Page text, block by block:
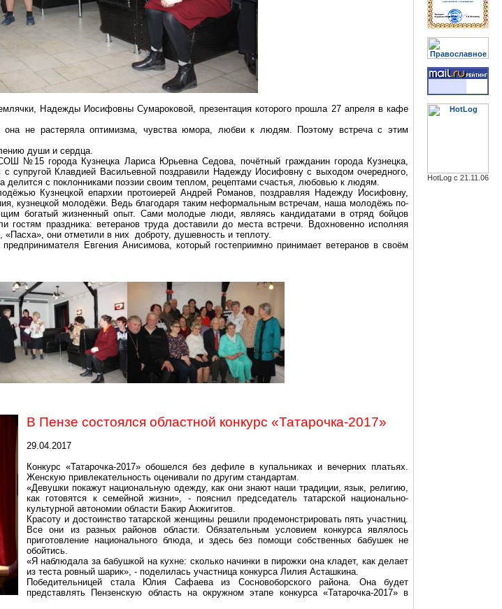
Надежды Иосифовны Сумароковой, презентация которого прошла 27 апреля в кафе
не растеряла оптимизма, чувства юмора, любви к людям. Поэтому встреча с этим
души и сердца.
№15 города Кузнецка Лариса Юрьевна Седова, почётный гражданин города Кузнецка,
супругой Клавдией Васильевной поздравили Надежду Иосифовну с выходом очередного,
с поклонниками поэзии своим теплом, рецептами счастья, любовью к людям.
Кузнецкой епархии протоиерей Андрей Романов, поздравляя Надежду Иосифовну,
кузнецкой молодёжи. Ведь благодаря таким неформальным встречам, наша молодёжь по-
богатый жизненный опыт. Сами молодые люди, являясь кандидатами в отряд бойцов
гостям праздника: ветеранов труда доставили до места встречи. Вдохновенно исполняя
они отметили в них доброту, душевность и теплоту.
Евгения Анисимова, который гостеприимно принимает ветеранов в своём
В Пензе состоялся областной конкурс «Татарочка-2017»
29.04.2017
Конкурс «Татарочка-2017» обошелся без дефиле в купальниках и вечерних платьях.
Женскую привлекательность оценивали по другим стандартам.
«Девушки покажут национальную одежду, как они знают наши традиции, язык, религию,
как готовятся к семейной жизни», - пояснил председатель татарской национально-
культурной автономии области Бакир Акжигитов.
Красоту и достоинство татарской женщины решили продемонстрировать пять участниц.
Все они из разных районов области. Обязательным условием конкурса являлось
приготовление национального блюда, и здесь без помощи собственных бабушек не
обойтись.
«Я наблюдала за бабушкой на кухне: сколько начинки в пирожки она кладет, как делает
из теста ровный шарик», - поделилась участница конкурса Лилия Асташкина.
Победительницей стала Юлия Сафаеваиз Сосновоборскогорайона. Она будет
представлять Пензенскую область на окружном этапе конкурса «Татарочка-2017» в
HotLog с 21.11.06